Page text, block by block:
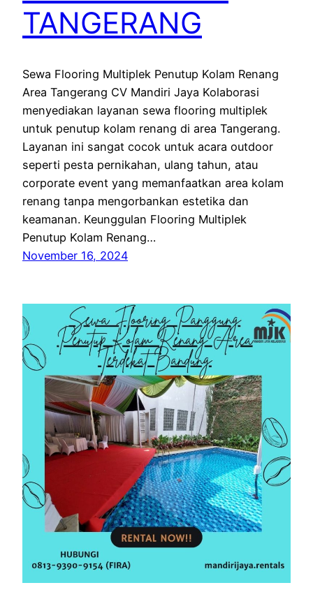
TANGERANG
Sewa Flooring Multiplek Penutup Kolam Renang
Area Tangerang CV Mandiri Jaya Kolaborasi
menyediakan layanan sewa flooring multiplek
untuk penutup kolam renang di area Tangerang.
Layanan ini sangat cocok untuk acara outdoor
seperti pesta pernikahan, ulang tahun, atau
corporate event yang memanfaatkan area kolam
renang tanpa mengorbankan estetika dan
keamanan. Keunggulan Flooring Multiplek
Penutup Kolam Renang…
November 16, 2024